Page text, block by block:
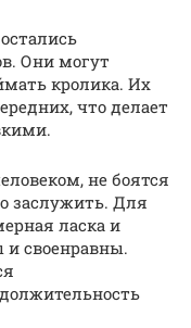
Они могут
кролика. Их
что делает
не боятся
заслужить. Для
ласка и
и своенравны.